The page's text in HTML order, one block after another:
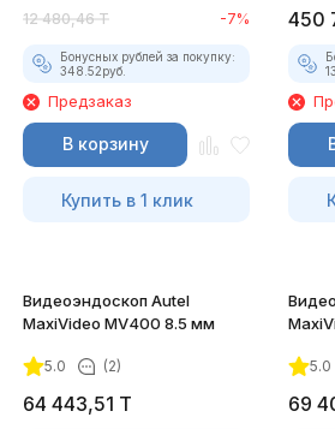
12 480,46 T -7%
Бонусных рублей за покупку:
348.52руб.
Предзаказ
В корзину
Купить в 1 клик
450
Видеоэндоскоп Autel
MaxiVideo MV400 8.5 мм
5.0 (2)
64 443,51 T
5.0
69